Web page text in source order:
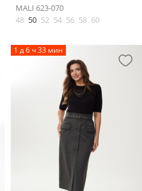
MALI 623-070
48 50 52 54 56 58 60
1 д 6 ч 33 мин